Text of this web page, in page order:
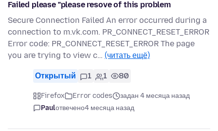
Failed please "please resove of this problem
Secure Connection Failed An error occurred during a
connection to m.vk.com. PR_CONNECT_RESET_ERROR
Error code: PR_CONNECT_RESET_ERROR The page
you are trying to view c… (читать ещё)
Открытый 1 1 80
Firefox Error codes
задан 4 месяца назад
Paulотвечено4 месяца назад